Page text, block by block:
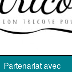
Partenariat avec